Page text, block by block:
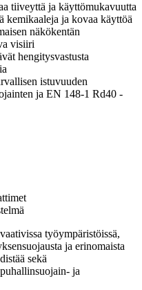
tiiveyttä ja käyttömukavuutta
kemikaaleja ja kovaa käyttöä
näkökentän
visiiri
hengitysvastusta
istuvuuden
ja EN 148-1 Rd40 -
työympäristöissä,
ja erinomaista
sekä
ja